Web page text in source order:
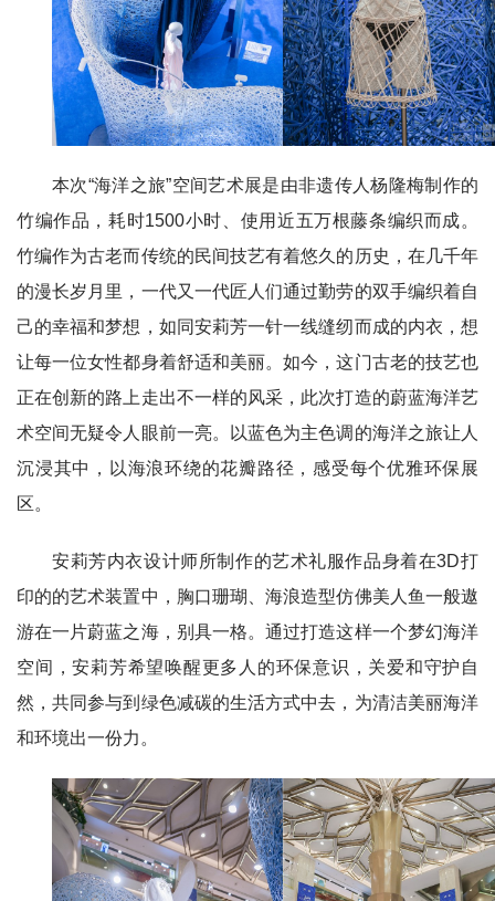
本次“海洋之旅”空间艺术展是由非遗传人杨隆梅制作的
竹编作品，耗时1500小时、使用近五万根藤条编织而成。
竹编作为古老而传统的民间技艺有着悠久的历史，在几千年
的漫长岁月里，一代又一代匠人们通过勤劳的双手编织着自
己的幸福和梦想，如同安莉芳一针一线缝纫而成的内衣，想
让每一位女性都身着舒适和美丽。如今，这门古老的技艺也
正在创新的路上走出不一样的风采，此次打造的蔚蓝海洋艺
术空间无疑令人眼前一亮。以蓝色为主色调的海洋之旅让人
沉浸其中，以海浪环绕的花瓣路径，感受每个优雅环保展
区。
安莉芳内衣设计师所制作的艺术礼服作品身着在3D打
印的的艺术装置中，胸口珊瑚、海浪造型仿佛美人鱼一般遨
游在一片蔚蓝之海，别具一格。通过打造这样一个梦幻海洋
空间，安莉芳希望唤醒更多人的环保意识，关爱和守护自
然，共同参与到绿色减碳的生活方式中去，为清洁美丽海洋
和环境出一份力。